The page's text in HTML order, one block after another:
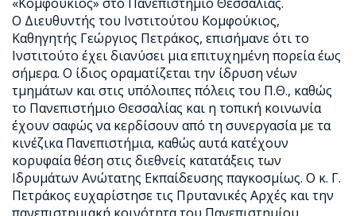
Ο Διευθυντής του Ινστιτούτου Κομφούκιος,
Καθηγητής Γεώργιος Πετράκος, επισήμανε ότι το
Ινστιτούτο έχει διανύσει μια επιτυχημένη πορεία έως
σήμερα. Ο ίδιος οραματίζεται την ίδρυση νέων
τμημάτων και στις υπόλοιπες πόλεις του Π.Θ., καθώς
το Πανεπιστήμιο Θεσσαλίας και η τοπική κοινωνία
έχουν σαφώς να κερδίσουν από τη συνεργασία με τα
κινέζικα Πανεπιστήμια, καθώς αυτά κατέχουν
κορυφαία θέση στις διεθνείς κατατάξεις των
Ιδρυμάτων Ανώτατης Εκπαίδευσης παγκοσμίως. Ο κ. Γ.
Πετράκος ευχαρίστησε τις Πρυτανικές Αρχές και την